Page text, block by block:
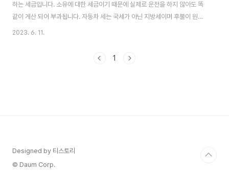
하는 세금입니다. 소유에 대한 세금이기 때문에 실제로 운전을 하지 않아도 똑
같이 게산 되어 부과됩니다. 자동차 세는 국세가 아닌 지방세이며 후불이 원칙
이고 소유한 날로부터 하루하루를 계산하여 부과합니다. 자동차세 부과방식 자
액 부과기준이 달라집니다. 자동차세납부기간 납부기간: 1기 6월 16일 ~ 6월
2023. 6. 11.
1
Designed by 티스토리
© Daum Corp.